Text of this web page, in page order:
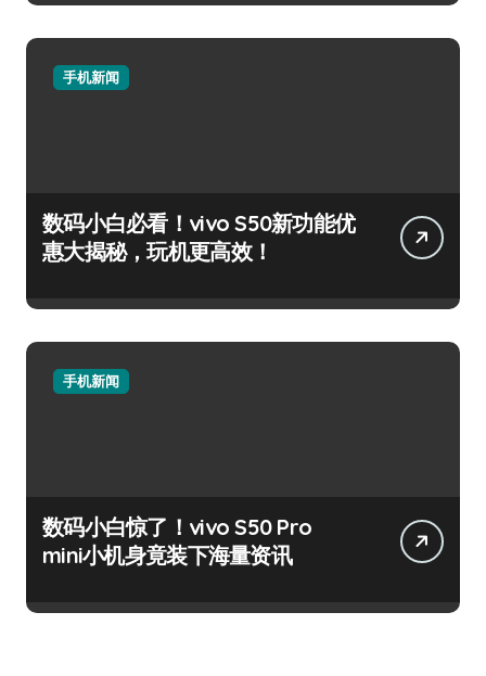
手机新闻
数码小白必看！vivo S50新功能优
惠大揭秘，玩机更高效！
手机新闻
数码小白惊了！vivo S50 Pro
mini小机身竟装下海量资讯